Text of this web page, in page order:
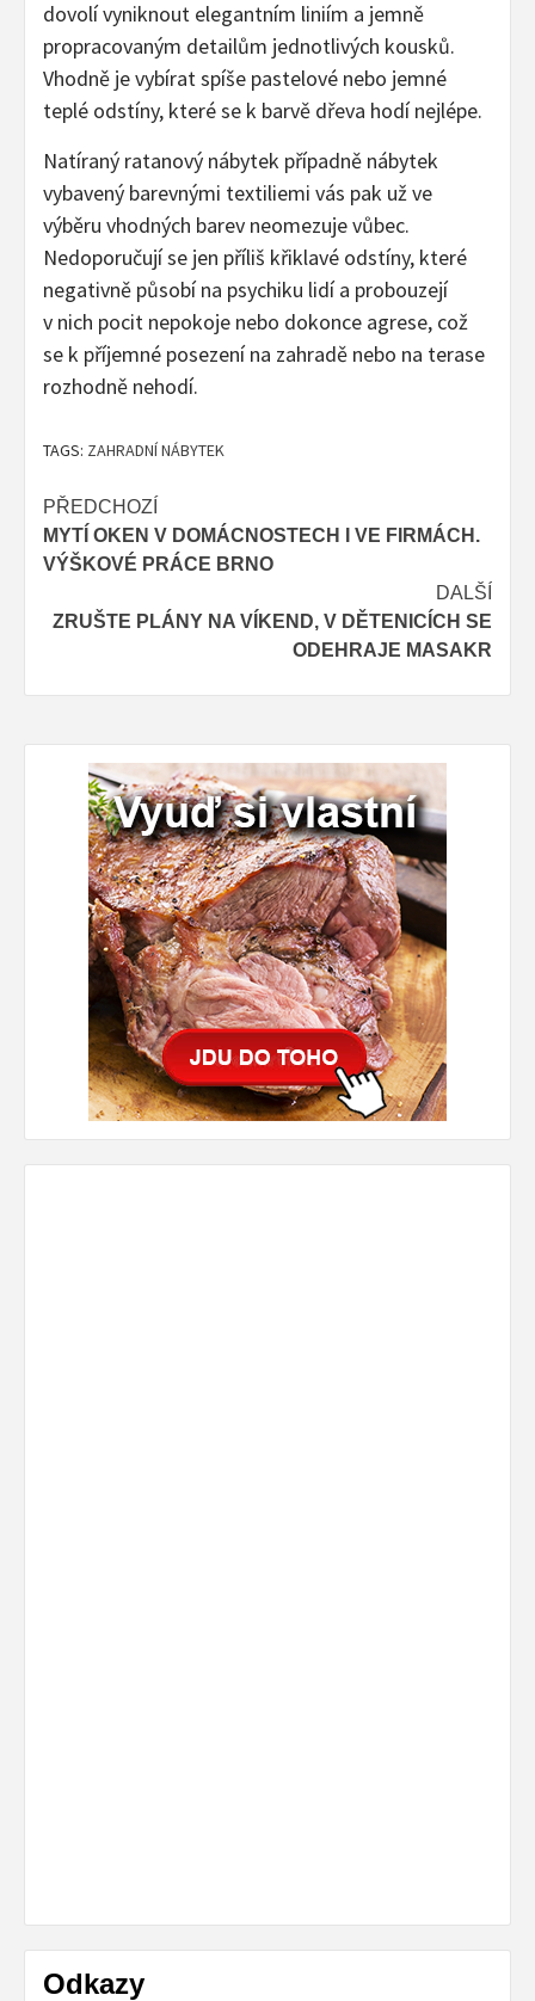
dovolí vyniknout elegantním liniím a jemně
propracovaným detailům jednotlivých kousků.
Vhodně je vybírat spíše pastelové nebo jemné
teplé odstíny, které se k barvě dřeva hodí nejlépe.
Natíraný ratanový nábytek případně nábytek
vybavený barevnými textiliemi vás pak už ve
výběru vhodných barev neomezuje vůbec.
Nedoporučují se jen příliš křiklavé odstíny, které
negativně působí na psychiku lidí a probouzejí
v nich pocit nepokoje nebo dokonce agrese, což
se k příjemné posezení na zahradě nebo na terase
rozhodně nehodí.
TAGS: ZAHRADNÍ NÁBYTEK
Post
navigation
PŘEDCHOZÍ
MYTÍ OKEN V DOMÁCNOSTECH I VE FIRMÁCH.
VÝŠKOVÉ PRÁCE BRNO
DALŠÍ
ZRUŠTE PLÁNY NA VÍKEND, V DĚTENICÍCH SE
ODEHRAJE MASAKR
Odkazy